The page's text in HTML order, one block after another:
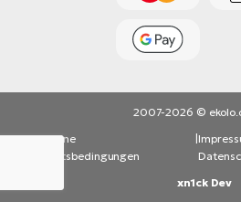
2007-2026 ©
Allgemeine
Geschäftsbedingungen
xn1ck Dev